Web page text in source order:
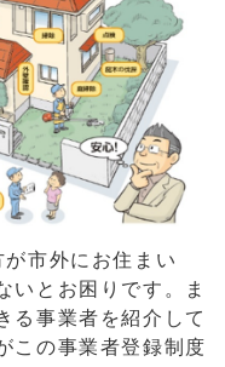
市外にお住まい
いとお困りです。ま
る事業者を紹介して
この事業者登録制度